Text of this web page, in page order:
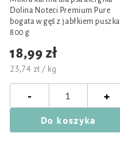
Dolina Noteci Premium Pure
bogata w gęś z jabłkiem puszka
800 g
18,99 zł
23,74 zł / kg
- +
Do koszyka